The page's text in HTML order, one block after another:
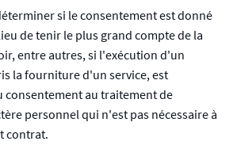
si le consentement est donné
de tenir le plus grand compte de la
entre autres, si l'exécution d'un
la fourniture d'un service, est
consentement au traitement de
personnel qui n'est pas nécessaire à
contrat.